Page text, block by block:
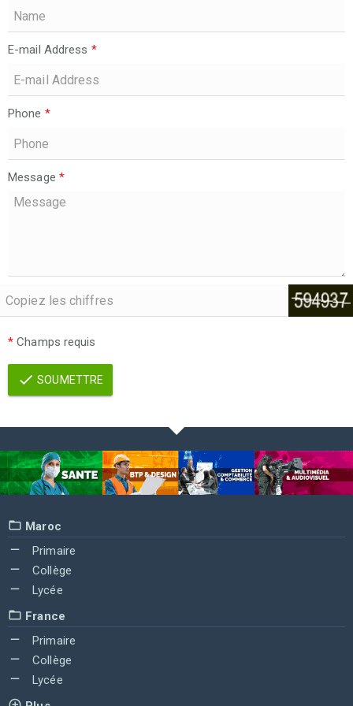
E-mail Address *
Phone *
Message *
* Champs requis
SOUMETTRE
Maroc
Primaire
Collège
Lycée
France
Primaire
Collège
Lycée